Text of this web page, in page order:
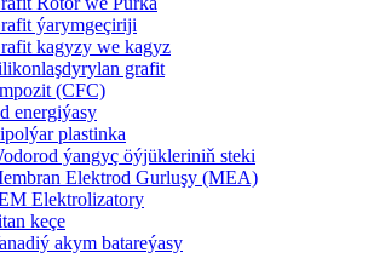
ýarymgeçiriji
kagyzy we kagyz
grafit
(CFC)
energiýasy
plastinka
ýangyç öýjükleriniň steki
Elektrod Gurluşy (MEA)
Elektrolizatory
keçe
akym batareýasy